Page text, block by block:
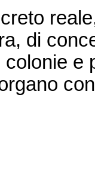
di
colonie